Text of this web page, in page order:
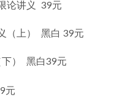
讲义  39元
（上） 黑白 39元
）  黑白39元
元